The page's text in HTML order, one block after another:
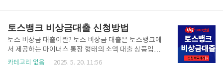
연금 수급자격 조건 (2025년 기준) 기초연금을 받기 위
해서는 아래 세 가지 조건을 모두 충족해야 합니다. 1.
연령 요건✅ 만 65세 이상인 대한민국 국민생일이 속한
달의 전달에 신청하시면 65세 생일이 되는 달부터 받으
실 수 있습니다.2. 거주 요건✅ 국내에 거주하는 어르신
토스뱅크 비상금대출 신청방법
토스 비상금 대출이란? 토스 비상금 대출은 토스뱅크에
서 제공하는 마이너스 통장 형태의 소액 대출 상품입니
다. 급하게 돈이 필요할 때 최대 300만원까지 빠르게 대
카테고리 없음 2025. 5. 20. 11:56